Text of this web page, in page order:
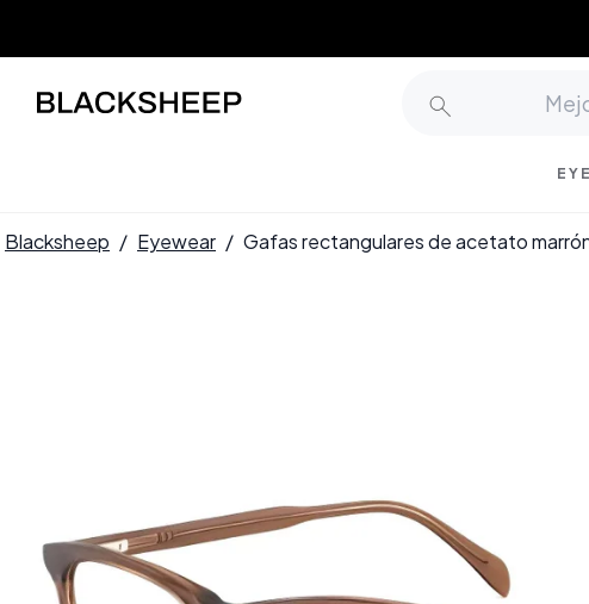
Blacksheep / Eyewear / Gafas rectangulares de acetato